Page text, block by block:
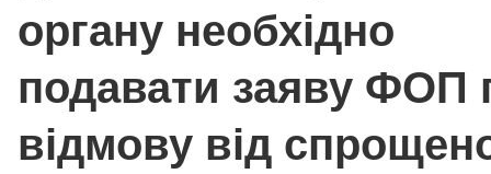
органу необхідно
подавати заяву ФОП
відмову від